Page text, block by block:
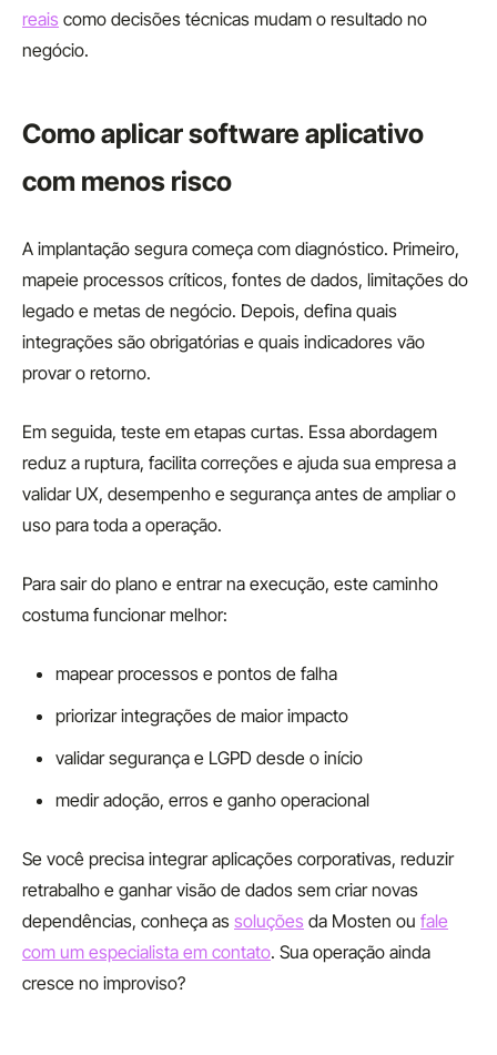
reais como decisões técnicas mudam o resultado no
negócio.
Como aplicar software aplicativo
com menos risco
A implantação segura começa com diagnóstico. Primeiro,
mapeie processos críticos, fontes de dados, limitações do
legado e metas de negócio. Depois, defina quais
integrações são obrigatórias e quais indicadores vão
provar o retorno.
Em seguida, teste em etapas curtas. Essa abordagem
reduz a ruptura, facilita correções e ajuda sua empresa a
validar UX, desempenho e segurança antes de ampliar o
uso para toda a operação.
Para sair do plano e entrar na execução, este caminho
costuma funcionar melhor:
mapear processos e pontos de falha
priorizar integrações de maior impacto
validar segurança e LGPD desde o início
medir adoção, erros e ganho operacional
Se você precisa integrar aplicações corporativas, reduzir
retrabalho e ganhar visão de dados sem criar novas
dependências, conheça as soluções da Mosten ou fale
com um especialista em contato. Sua operação ainda
cresce no improviso?